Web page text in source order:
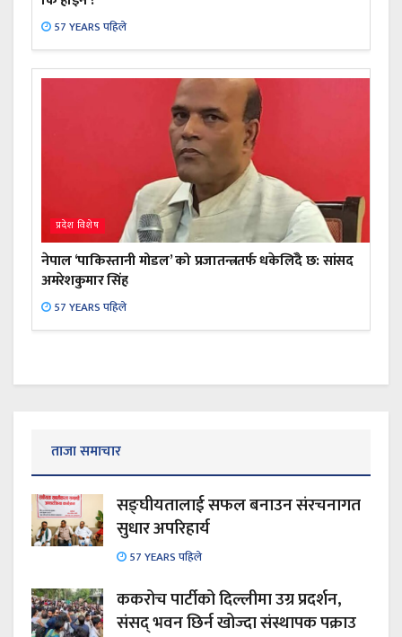
57 YEARS पहिले
प्रदेश विशेष
नेपाल ‘पाकिस्तानी मोडल’ को प्रजातन्त्रतर्फ धकेलिँदै छ: सांसद
अमरेशकुमार सिंह
57 YEARS पहिले
ताजा समाचार
सङ्घीयतालाई सफल बनाउन संरचनागत
सुधार अपरिहार्य
57 YEARS पहिले
ककरोच पार्टीको दिल्लीमा उग्र प्रदर्शन,
संसद् भवन छिर्न खोज्दा संस्थापक पक्राउ